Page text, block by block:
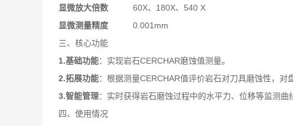
显微放大倍数
60X、180X、540 X
显微测量精度
0.001mm
三、核心功能
1.基础功能：实现岩石CERCHAR磨蚀值测量。
2.拓展功能：根据测量CERCHAR值评价岩石对刀具磨蚀性，对
3.智能管理：实时获得岩石磨蚀过程中的水平力、位移等监测曲
四、使用情况